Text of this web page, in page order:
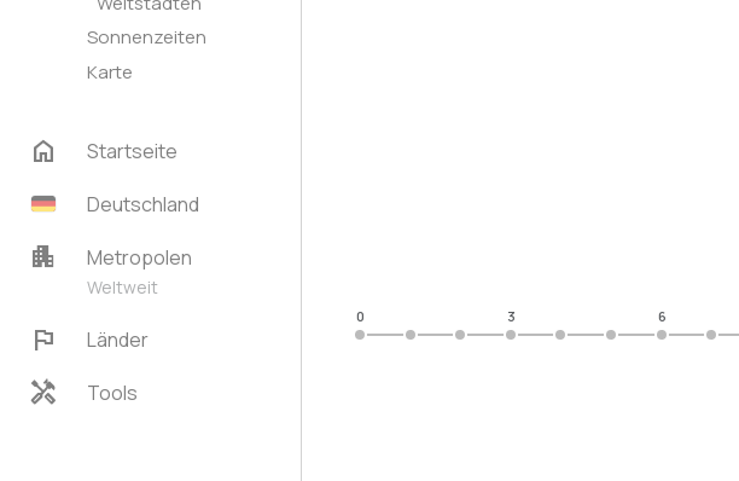
Sonnenzeiten
Karte
home
Startseite
Deutschland
apartment Metropolen
Weltweit
flag Länder
handyman Tools
0 3 6